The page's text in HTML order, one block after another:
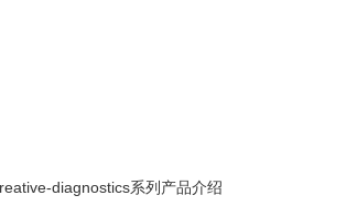
diagnostics系列产品介绍